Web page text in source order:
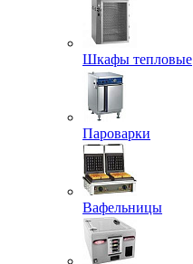
Шкафы тепловые
Пароварки
Вафельницы